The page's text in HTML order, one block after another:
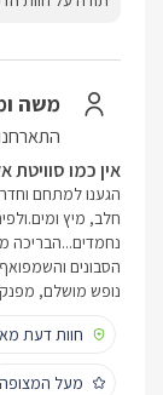
משה
אין כמו סוויטת
הגענו למתחם וחדר
נחמדים...הבריכה
הסבונים
נופש מושלם,
חוות דעת
מעל המצופה